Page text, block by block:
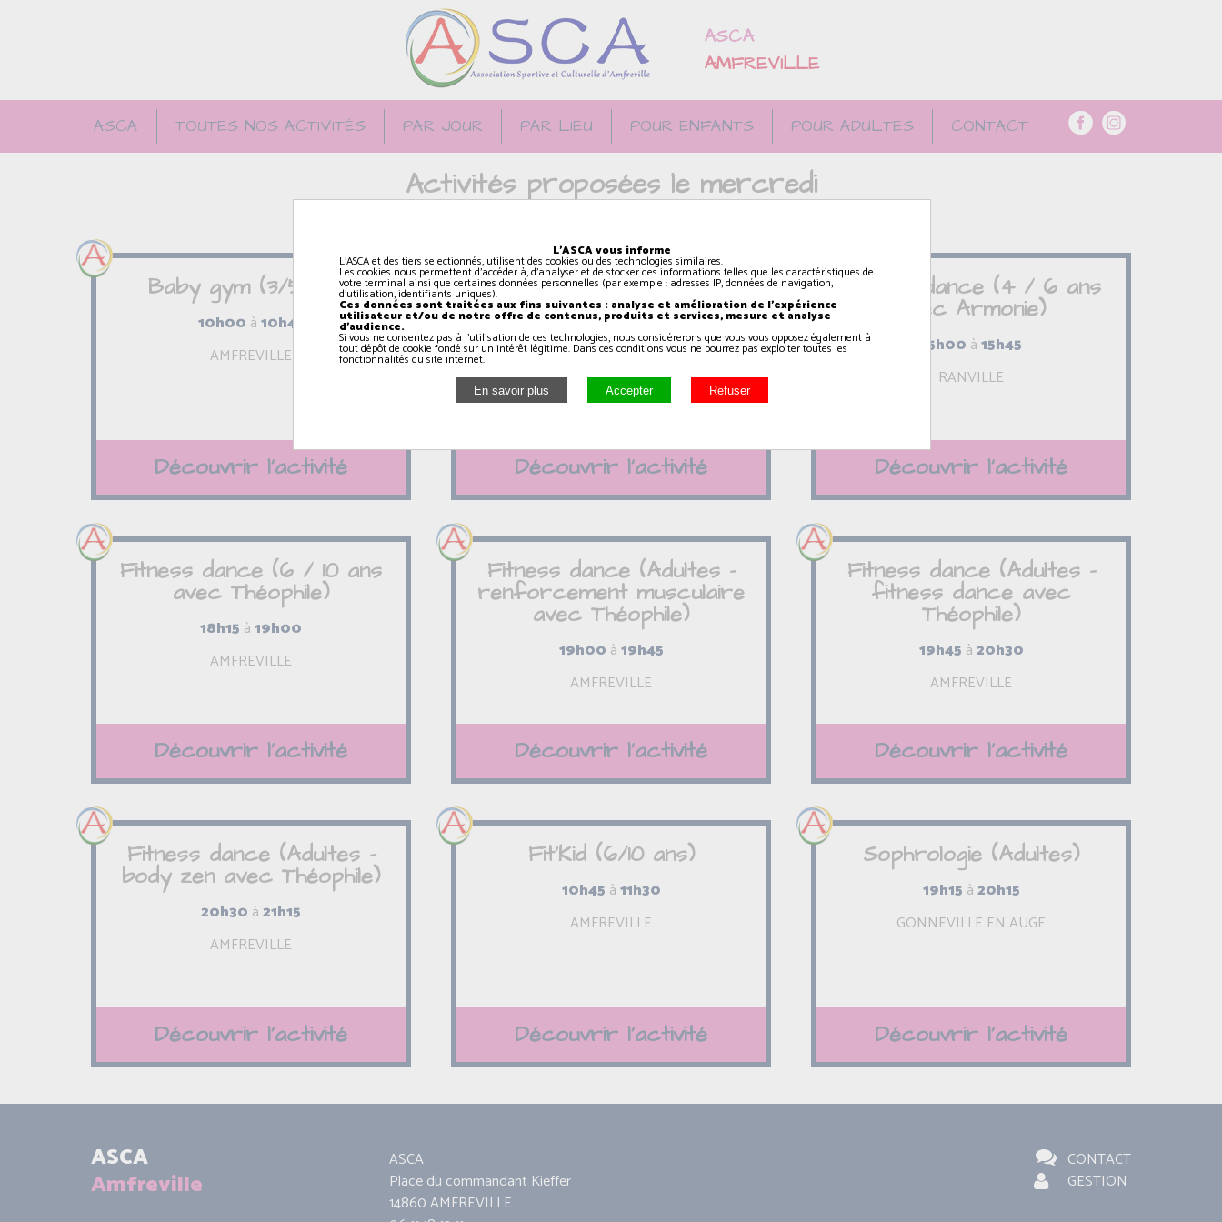
ASCA
AMFREVILLE
ASCA TOUTES NOS ACTIVITÉS PAR JOUR PAR LIEU POUR ENFANTS POUR ADULTES CONTACT
Activités proposées le mercredi
Baby gym (3/5 ans)
10h00 à10h45
AMFREVILLE
Découvrir l'activité
Fitness dance (6 / 12 ans
avec Armonie)
14h15à15h00
RANVILLE
Découvrir l'activité
Fitness dance (4 / 6 ans
avec Armonie)
15h00 à15h45
RANVILLE
Découvrir l'activité
Fitness dance (6 / 10 ans
avec Théophile)
18h15 à19h00
AMFREVILLE
Découvrir l'activité
Fitness dance (Adultes -
renforcement musculaire
avec Théophile)
19h00 à19h45
AMFREVILLE
Découvrir l'activité
Fitness dance (Adultes -
fitness dance avec
Théophile)
19h45 à20h30
AMFREVILLE
Découvrir l'activité
Fitness dance (Adultes -
body zen avec Théophile)
20h30 à21h15
AMFREVILLE
Découvrir l'activité
Fit'Kid (6/10 ans)
10h45 à11h30
AMFREVILLE
Découvrir l'activité
Sophrologie (Adultes)
19h15 à20h15
GONNEVILLE EN AUGE
Découvrir l'activité
ASCA
Amfreville
ASCA
Place du commandant Kieffer
14860 AMFREVILLE
CONTACT
GESTION
L'ASCA vous informe
L'ASCA et des tiers selectionnés, utilisent des cookies ou des technologies similaires.
Les cookies nous permettent d'accéder à, d'analyser et de stocker des informations telles que les caractéristiques de
votre terminal ainsi que certaines données personnelles (par exemple : adresses IP, données de navigation,
d'utilisation, identifiants uniques).
Ces données sont traitées aux fins suivantes : analyse et amélioration de l'expérience
utilisateur et/ou de notre offre de contenus, produits et services, mesure et analyse
d'audience.
Si vous ne consentez pas à l'utilisation de ces technologies, nous considérerons que vous vous opposez également à
tout dépôt de cookie fondé sur un intérêt légitime. Dans ces conditions vous ne pourrez pas exploiter toutes les
fonctionnalités du site internet.